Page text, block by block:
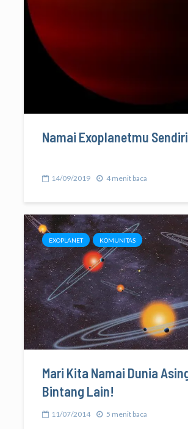
Namai Exoplanetmu Sendiri
14/09/2019 4 menit baca
EXOPLANET KOMUNITAS
Mari Kita Namai Dunia
Bintang Lain!
11/07/2014 5 menit baca